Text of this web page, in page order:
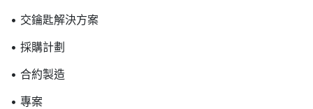
• 交鑰匙解決方案
• 採購計劃
• 合約製造
• 專案